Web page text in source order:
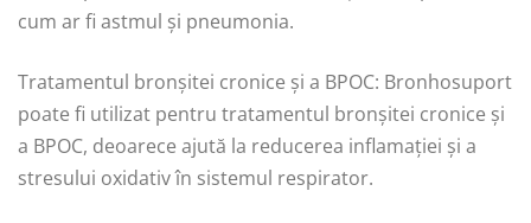
cum ar fi astmul și pneumonia.
Tratamentul bronșitei cronice și a BPOC: Bronhosuport
poate fi utilizat pentru tratamentul bronșitei cronice și
a BPOC, deoarece ajută la reducerea inflamației și a
stresului oxidativ în sistemul respirator.